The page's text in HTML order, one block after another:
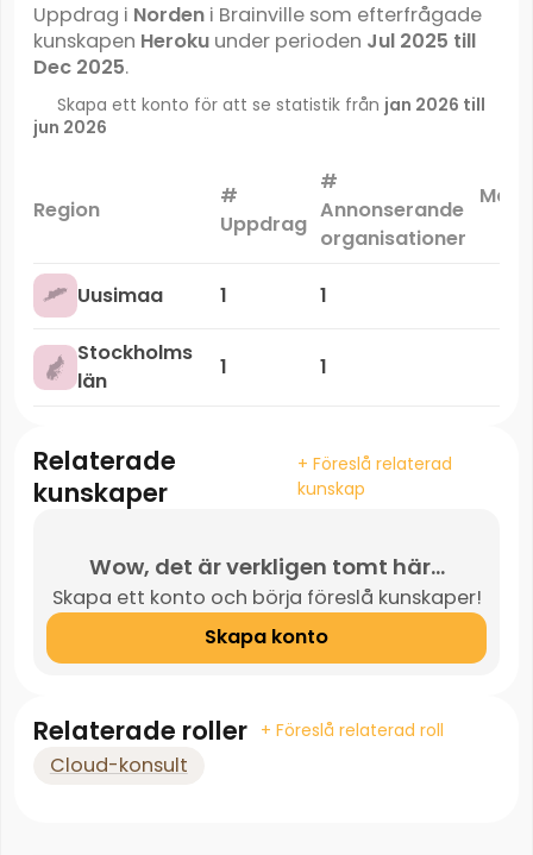
Uppdrag i Nordeni Brainville som efterfrågade
kunskapen Herokuunder perioden Jul 2025 till
Dec 2025.
Skapa ett konto för att se statistik från jan 2026 till
jun 2026
Region
#
Uppdrag
#
Annonserande
organisationer
Uusimaa 1 1
Stockholms
län
1 1
Relaterade
kunskaper
+ Föreslå relaterad
kunskap
Wow, det är verkligen tomt här...
Skapa ett konto och börja föreslå kunskaper!
Skapa konto
Relaterade roller + Föreslå relaterad roll
Cloud-konsult